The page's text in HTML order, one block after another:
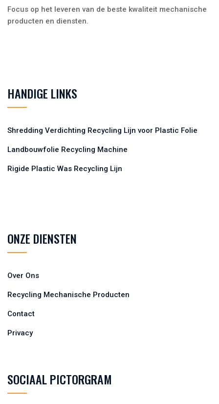
Focus op het leveren van de beste kwaliteit mechanische
producten en diensten.
HANDIGE LINKS
Shredding Verdichting Recycling Lijn voor Plastic Folie
Landbouwfolie Recycling Machine
Rigide Plastic Was Recycling Lijn
ONZE DIENSTEN
Over Ons
Recycling Mechanische Producten
Contact
Privacy
SOCIAAL PICTORGRAM